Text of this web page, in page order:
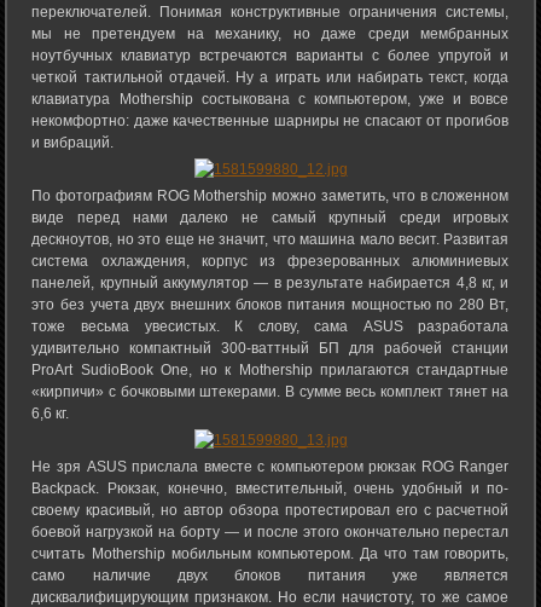
переключателей. Понимая конструктивные ограничения системы,
мы не претендуем на механику, но даже среди мембранных
ноутбучных клавиатур встречаются варианты с более упругой и
четкой тактильной отдачей. Ну а играть или набирать текст, когда
клавиатура Mothership состыкована с компьютером, уже и вовсе
некомфортно: даже качественные шарниры не спасают от прогибов
и вибраций.
По фотографиям ROG Mothership можно заметить, что в сложенном
виде перед нами далеко не самый крупный среди игровых
дескноутов, но это еще не значит, что машина мало весит. Развитая
система охлаждения, корпус из фрезерованных алюминиевых
панелей, крупный аккумулятор — в результате набирается 4,8 кг, и
это без учета двух внешних блоков питания мощностью по 280 Вт,
тоже весьма увесистых. К слову, сама ASUS разработала
удивительно компактный 300-ваттный БП для рабочей станции
ProArt SudioBook One, но к Mothership прилагаются стандартные
«кирпичи» с бочковыми штекерами. В сумме весь комплект тянет на
6,6 кг.
Не зря ASUS прислала вместе с компьютером рюкзак ROG Ranger
Backpack. Рюкзак, конечно, вместительный, очень удобный и по-
своему красивый, но автор обзора протестировал его с расчетной
боевой нагрузкой на борту — и после этого окончательно перестал
считать Mothership мобильным компьютером. Да что там говорить,
само наличие двух блоков питания уже является
дисквалифицирующим признаком. Но если начистоту, то же самое